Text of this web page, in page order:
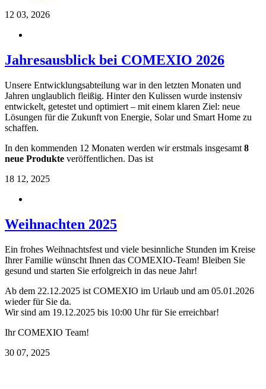
12 03, 2026
Jahresausblick bei COMEXIO 2026
Unsere Entwicklungsabteilung war in den letzten Monaten und
Jahren unglaublich fleißig. Hinter den Kulissen wurde instensiv
entwickelt, getestet und optimiert – mit einem klaren Ziel: neue
Lösungen für die Zukunft von Energie, Solar und Smart Home zu
schaffen.
In den kommenden 12 Monaten werden wir erstmals insgesamt 8
neue Produkte veröffentlichen. Das ist
18 12, 2025
Weihnachten 2025
Ein frohes Weihnachtsfest und viele besinnliche Stunden im Kreise
Ihrer Familie wünscht Ihnen das COMEXIO-Team! Bleiben Sie
gesund und starten Sie erfolgreich in das neue Jahr!
Ab dem 22.12.2025 ist COMEXIO im Urlaub und am 05.01.2026
wieder für Sie da.
Wir sind am 19.12.2025 bis 10:00 Uhr für Sie erreichbar!
Ihr COMEXIO Team!
30 07, 2025